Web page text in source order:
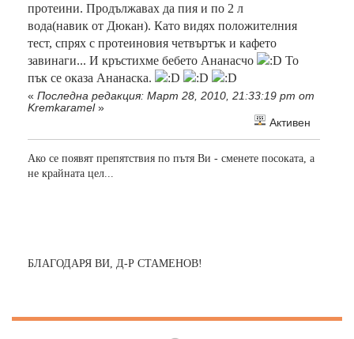
протеини. Продължавах да пия и по 2 л
вода(навик от Дюкан). Като видях положителния
тест, спрях с протеиновия четвъртък и кафето
завинаги... И кръстихме бебето Ананасчо
То
пък се оказа Ананаска.
« Последна редакция: Март 28, 2010, 21:33:19 pm от
Kremkaramel»
Активен
Ако се появят препятствия по пътя Ви - сменете посоката, а
не крайната цел...
БЛАГОДАРЯ ВИ, Д-Р СТАМЕНОВ!